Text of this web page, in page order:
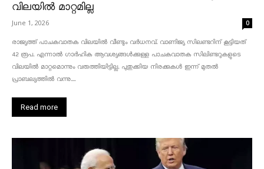
വിലയിൽ മാറ്റമില്ല
June 1, 2026 0
രാജ്യത്ത് പാചകവാതക വിലയിൽ വീണ്ടും വർധനവ്. വാണിജ്യ സിലണ്ടറിന് കൂട്ടിയത്
42 രൂപ. എന്നാൽ ഗാർഹിക ആവശ്യങ്ങൾക്കുള്ള പാചകവാതക സിലിണ്ടറുകളുടെ
വിലയിൽ മാറ്റമൊന്നും വരുത്തിയിട്ടില്ല. പുതുക്കിയ നിരക്കുകൾ ഇന്ന് മുതൽ
പ്രാബല്യത്തിൽ വന്നു....
Read more